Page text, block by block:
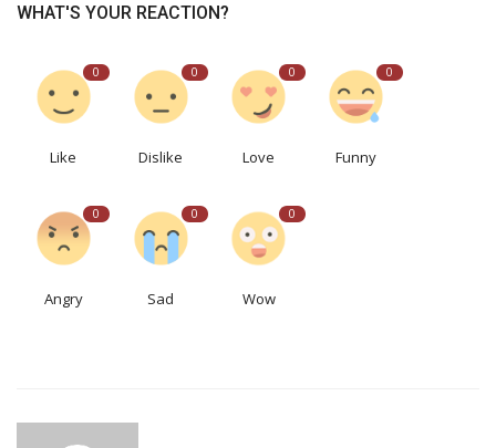
WHAT'S YOUR REACTION?
0
Like
0
Dislike
0
Love
0
Funny
0
Angry
0
Sad
0
Wow